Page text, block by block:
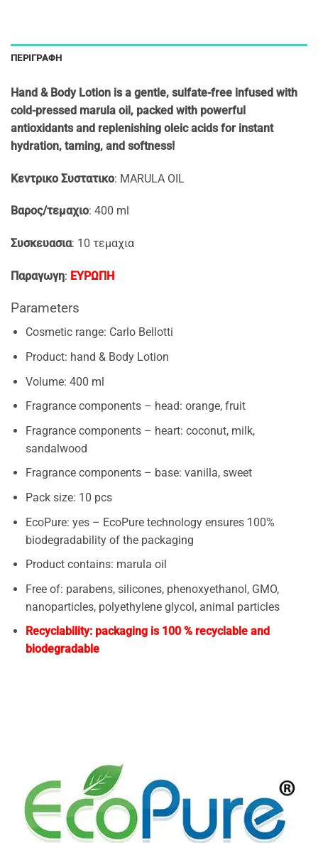
ΠΕΡΙΓΡΑΦΉ
Hand & Body Lotion is a gentle, sulfate-free infused with
cold-pressed marula oil, packed with powerful
antioxidants and replenishing oleic acids for instant
hydration, taming, and softness!
Κεντρικο Συστατικο: MARULA OIL
Βαρος/τεμαχιο: 400 ml
Συσκευασια: 10 τεμαχια
Παραγωγη: ΕΥΡΩΠΗ
Parameters
Cosmetic range: Carlo Bellotti
Product: hand & Body Lotion
Volume: 400 ml
Fragrance components – head: orange, fruit
Fragrance components – heart: coconut, milk,
sandalwood
Fragrance components – base: vanilla, sweet
Pack size: 10 pcs
EcoPure: yes – EcoPure technology ensures 100%
biodegradability of the packaging
Product contains: marula oil
Free of: parabens, silicones, phenoxyethanol, GMO,
nanoparticles, polyethylene glycol, animal particles
Recyclability: packaging is 100 % recyclable and
biodegradable